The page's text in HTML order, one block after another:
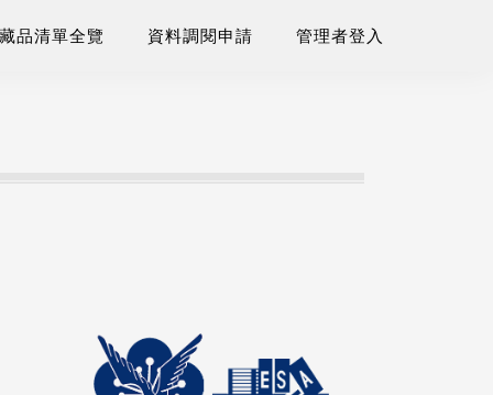
品清單全覽 資料調閱申請 管理者登入